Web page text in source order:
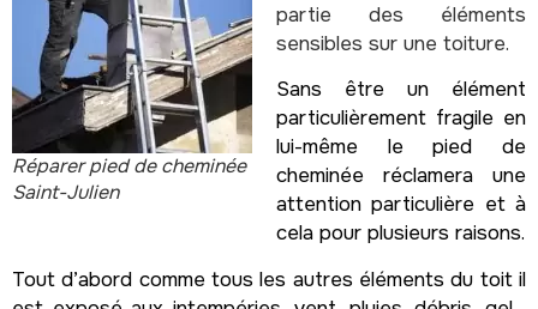
Réparer pied de cheminée
Saint-Julien
partie des éléments
sensibles sur une toiture.
Sans être un élément
particulièrement fragile en
lui-même le pied de
cheminée réclamera une
attention particulière et à
cela pour plusieurs raisons.
Tout d’abord comme tous les autres éléments du toit il